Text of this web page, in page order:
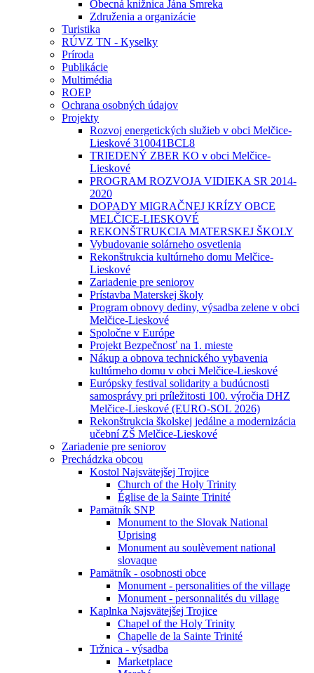
Obecná knižnica Jána Smreka
Združenia a organizácie
Turistika
RÚVZ TN - Kyselky
Príroda
Publikácie
Multimédia
ROEP
Ochrana osobných údajov
Projekty
Rozvoj energetických služieb v obci Melčice-
Lieskové 310041BCL8
TRIEDENÝ ZBER KO v obci Melčice-
Lieskové
PROGRAM ROZVOJA VIDIEKA SR 2014-
2020
DOPADY MIGRAČNEJ KRÍZY OBCE
MELČICE-LIESKOVÉ
REKONŠTRUKCIA MATERSKEJ ŠKOLY
Vybudovanie solárneho osvetlenia
Rekonštrukcia kultúrneho domu Melčice-
Lieskové
Zariadenie pre seniorov
Prístavba Materskej školy
Program obnovy dediny, výsadba zelene v obci
Melčice-Lieskové
Spoločne v Európe
Projekt Bezpečnosť na 1. mieste
Nákup a obnova technického vybavenia
kultúrneho domu v obci Melčice-Lieskové
Európsky festival solidarity a budúcnosti
samosprávy pri príležitosti 100. výročia DHZ
Melčice-Lieskové (EURO-SOL 2026)
Rekonštrukcia školskej jedálne a modernizácia
učební ZŠ Melčice-Lieskové
Zariadenie pre seniorov
Prechádzka obcou
Kostol Najsvätejšej Trojice
Church of the Holy Trinity
Église de la Sainte Trinité
Pamätník SNP
Monument to the Slovak National
Uprising
Monument au soulèvement national
slovaque
Pamätník - osobnosti obce
Monument - personalities of the village
Monument - personnalités du village
Kaplnka Najsvätejšej Trojice
Chapel of the Holy Trinity
Chapelle de la Sainte Trinité
Tržnica - výsadba
Marketplace